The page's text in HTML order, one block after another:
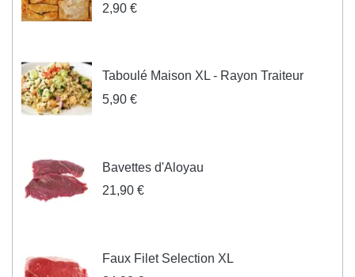
2,90 €
Taboulé Maison XL - Rayon Traiteur
5,90 €
Bavettes d'Aloyau
21,90 €
Faux Filet Selection XL